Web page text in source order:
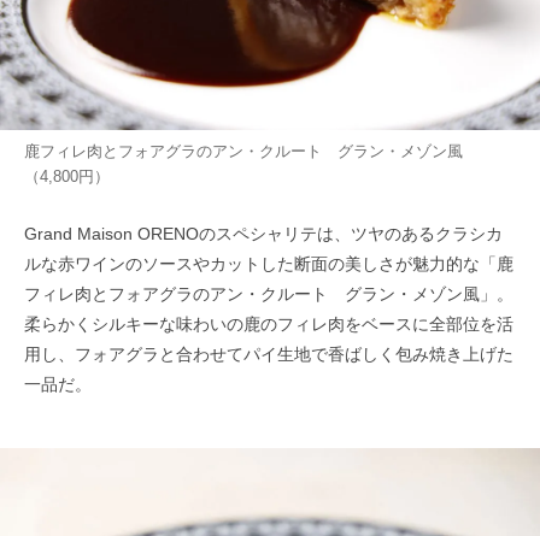
鹿フィレ肉とフォアグラのアン・クルート グラン・メゾン風
（4,800円）
Grand Maison ORENOのスペシャリテは、ツヤのあるクラシカ
ルな赤ワインのソースやカットした断面の美しさが魅力的な「鹿
フィレ肉とフォアグラのアン・クルート グラン・メゾン風」。
柔らかくシルキーな味わいの鹿のフィレ肉をベースに全部位を活
用し、フォアグラと合わせてパイ生地で香ばしく包み焼き上げた
一品だ。